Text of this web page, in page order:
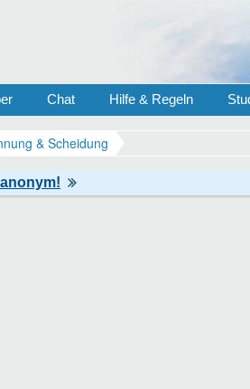
Chat Hilfe & Regeln
& Scheidung